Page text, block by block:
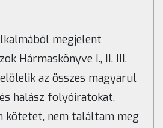
megjelent
Hármaskönyve I., II. III.
az összes magyarul
halász folyóiratokat.
kötetet, nem találtam meg